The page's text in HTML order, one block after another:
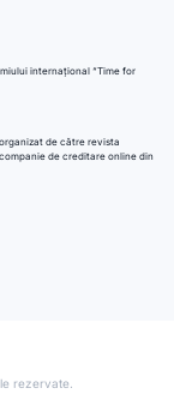
internațional “Time for
de către revista
de creditare online din
rezervate.